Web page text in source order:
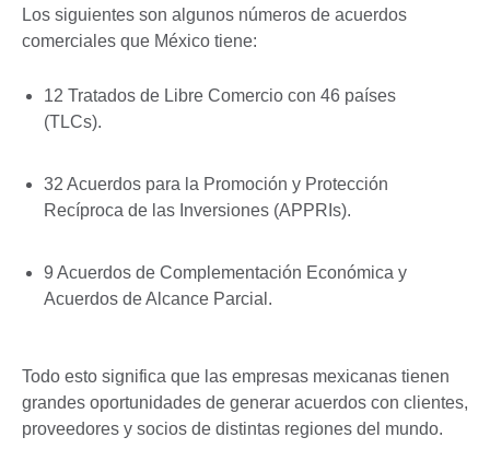
Los siguientes son algunos números de acuerdos
comerciales que México tiene:
12 Tratados de Libre Comercio con 46 países
(TLCs).
32 Acuerdos para la Promoción y Protección
Recíproca de las Inversiones (APPRIs).
9 Acuerdos de Complementación Económica y
Acuerdos de Alcance Parcial.
Todo esto significa que las empresas mexicanas tienen
grandes oportunidades de generar acuerdos con clientes,
proveedores y socios de distintas regiones del mundo.